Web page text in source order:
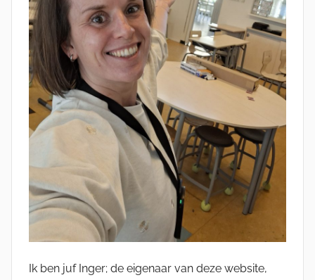
Ik ben juf Inger; de eigenaar van deze website,